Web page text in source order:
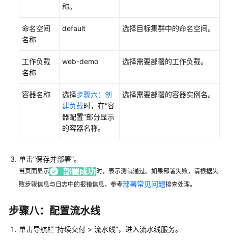
称。
命名空间
名称
default 选择目标集群中的命名空间。
工作负载
名称
web-demo 选择需要部署的工作负载。
容器名称 选择步骤六：创
建负载时，在“容
器配置”部分显示
的容器名称。
选择需要部署的容器实例名。
单击“保存并部署”。
当页面显示
时，表示测试通过。如果部署失败，请根据失
败步骤信息与日志中的报错信息，参考部署常见问题排查处理。
步骤八：配置流水线
单击导航栏“持续交付 > 流水线”，进入流水线服务。